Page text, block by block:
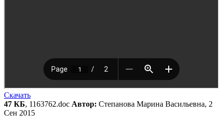
Скачать
47 КБ, 1163762.doc Автор: Степанова Марина Васильевна, 2
Сен 2015